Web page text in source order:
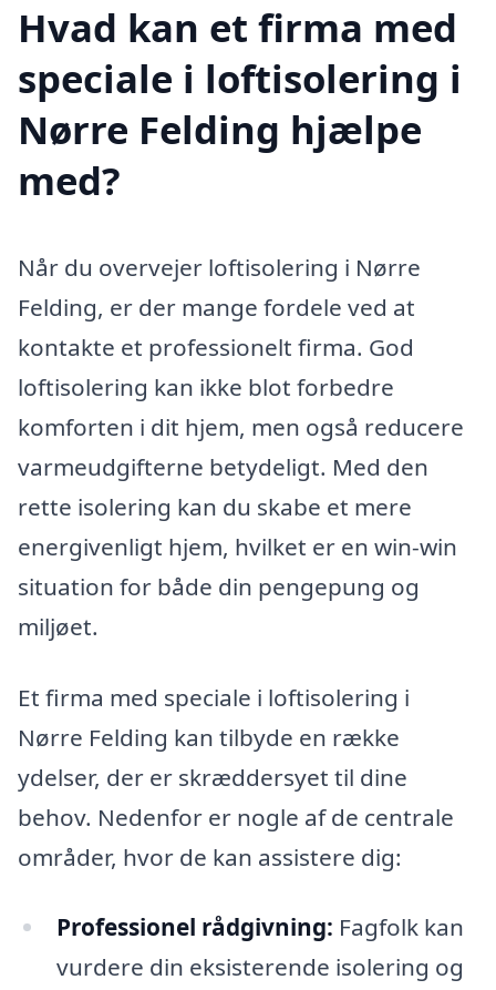
Hvad kan et firma med
speciale i loftisolering i
Nørre Felding hjælpe
med?
Når du overvejer loftisolering i Nørre
Felding, er der mange fordele ved at
kontakte et professionelt firma. God
loftisolering kan ikke blot forbedre
komforten i dit hjem, men også reducere
varmeudgifterne betydeligt. Med den
rette isolering kan du skabe et mere
energivenligt hjem, hvilket er en win-win
situation for både din pengepung og
miljøet.
Et firma med speciale i loftisolering i
Nørre Felding kan tilbyde en række
ydelser, der er skræddersyet til dine
behov. Nedenfor er nogle af de centrale
områder, hvor de kan assistere dig:
Professionel rådgivning: Fagfolk kan
vurdere din eksisterende isolering og